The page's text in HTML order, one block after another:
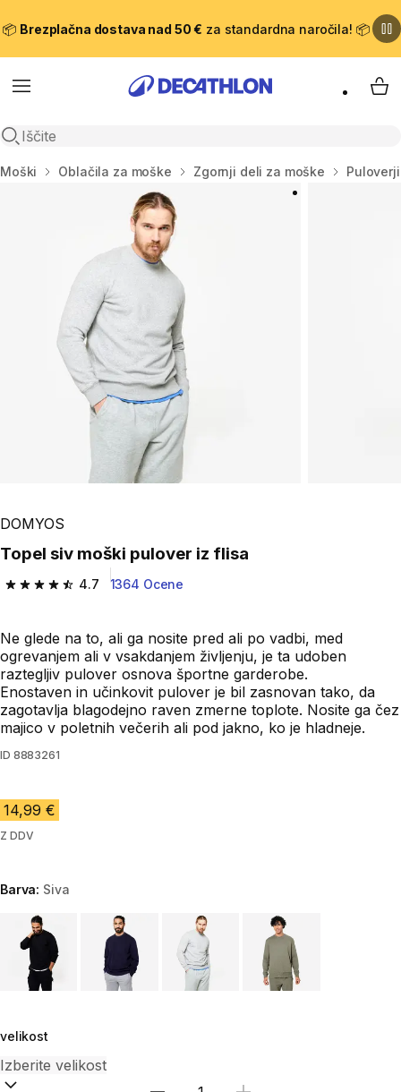
📦 Brezplačna dostava nad 50 € za standardna naročila! 📦
Meni
Odpri iskanje
Domov
Moški Oblačila za moške Zgornji deli za moške
DOMYOS
Topel siv moški pulover iz flisa
4.7
4.7 od 5 zvezdic from 1364 ocene
1364 Ocene
Ne glede na to, ali ga nosite pred ali po vadbi, med
ogrevanjem ali v vsakdanjem življenju, je ta udoben
raztegljiv pulover osnova športne garderobe.
Enostaven in učinkovit pulover je bil zasnovan tako, da
zagotavlja blagodejno raven zmerne toplote. Nosite ga čez
majico v poletnih večerih ali pod jakno, ko je hladneje.
ID 8883261
14,99 €
Z DDV
Barva: Siva
Choose a variant
velikost